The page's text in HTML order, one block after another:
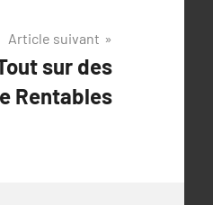
Article suivant
sur des
Rentables